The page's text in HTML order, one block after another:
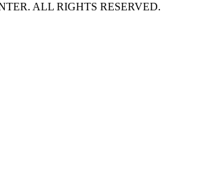
ALL RIGHTS RESERVED.